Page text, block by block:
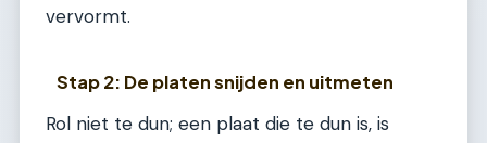
vervormt.
Stap 2: De platen snijden en uitmeten
Rol niet te dun; een plaat die te dun is, is